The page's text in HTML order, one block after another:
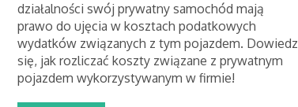
działalności swój prywatny samochód mają
prawo do ujęcia w kosztach podatkowych
wydatków związanych z tym pojazdem. Dowiedz
się, jak rozliczać koszty związane z prywatnym
pojazdem wykorzystywanym w firmie!